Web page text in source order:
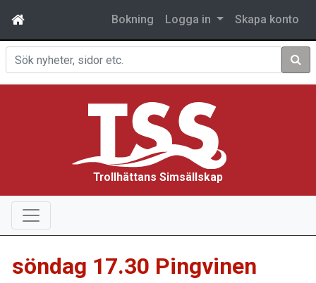
Bokning Logga in Skapa konto
Sök
Trollhättans Simsällskap
söndag 17.30 Pingvinen